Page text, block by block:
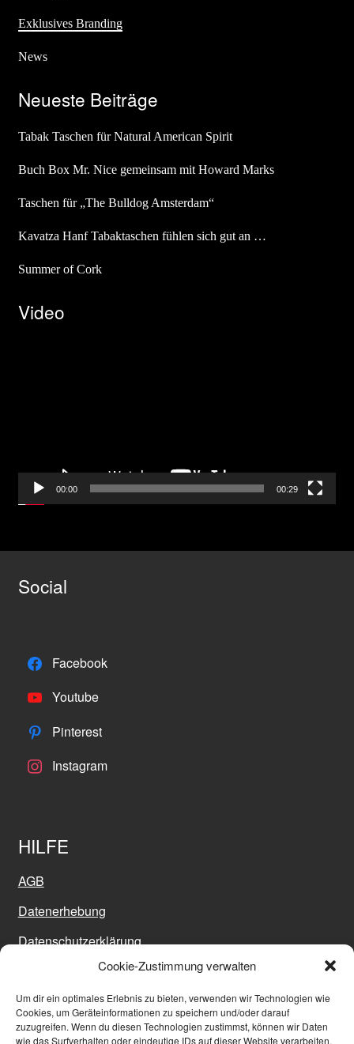
Cookie-Zustimmung verwalten
Um dir ein optimales Erlebnis zu bieten, verwenden wir Technologien wie
Cookies, um Geräteinformationen zu speichern und/oder darauf
zuzugreifen. Wenn du diesen Technologien zustimmst, können wir Daten
wie das Surfverhalten oder eindeutige IDs auf dieser Website verarbeiten.
Exklusives Branding
News
Neueste Beiträge
Tabak Taschen für Natural American Spirit
Buch Box Mr. Nice gemeinsam mit Howard Marks
Taschen für „The Bulldog Amsterdam“
Kavatza Hanf Tabaktaschen fühlen sich gut an …
Summer of Cork
Video
00:00 00:29
Social
Facebook
Youtube
Pinterest
Instagram
HILFE
AGB
Datenerhebung
Datenschutzerklärung
Sitemap
Versand